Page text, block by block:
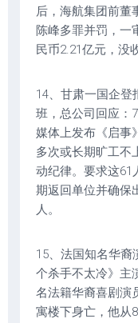
后，海航集团前董
陈峰多罪并罚，一
民币2.21亿元，没
14、甘肃一国企登
班，总公司回应：
媒体上发布《启事
多次或长期旷工不
动纪律。要求这61
期返回单位并确保
人。
15、法国知名华裔
个杀手不太冷》主
名法籍华裔喜剧演
寓楼下身亡，他从